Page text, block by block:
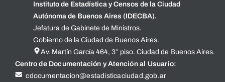
Instituto de Estadística y Censos de la Ciudad
Autónoma de Buenos Aires (IDECBA).
Jefatura de Gabinete de Ministros.
Gobierno de la Ciudad de Buenos Aires.
Av. Martín García 464, 3° piso. Ciudad de Buenos Aires.
Centro de Documentación y Atención al Usuario:
cdocumentacion@estadisticaciudad.gob.ar